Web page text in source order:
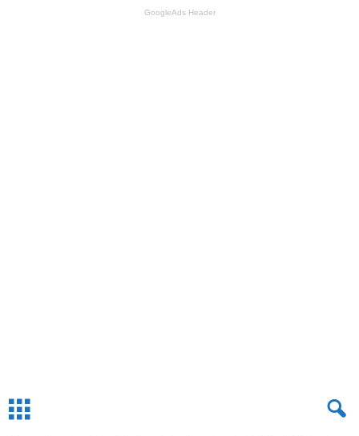
GoogleAds Header